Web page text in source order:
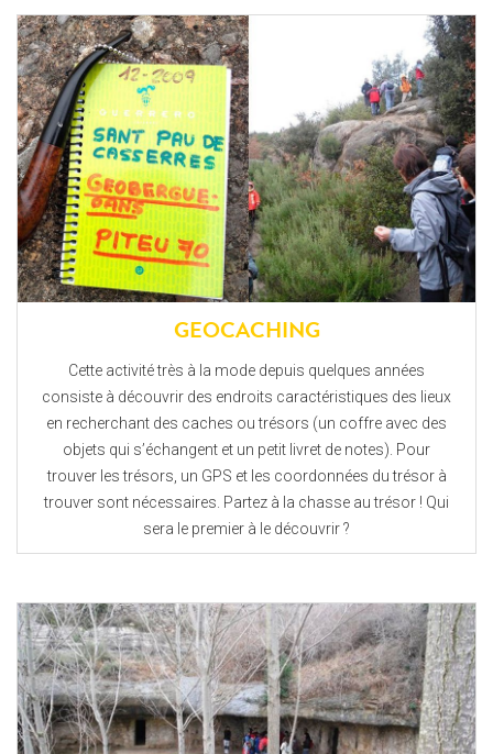
GEOCACHING
Cette activité très à la mode depuis quelques années
consiste à découvrir des endroits caractéristiques des lieux
en recherchant des caches ou trésors (un coffre avec des
objets qui s’échangent et un petit livret de notes). Pour
trouver les trésors, un GPS et les coordonnées du trésor à
trouver sont nécessaires. Partez à la chasse au trésor ! Qui
sera le premier à le découvrir ?